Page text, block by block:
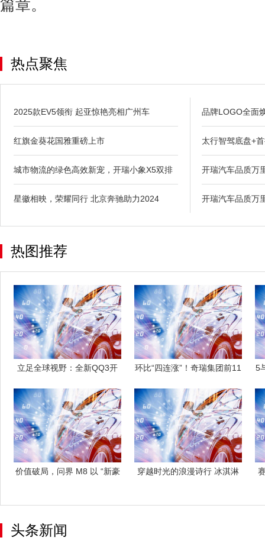
篇章。
热点聚焦
2025款EV5领衔 起亚惊艳亮相广州车
红旗金葵花国雅重磅上市
城市物流的绿色高效新宠，开瑞小象X5双排
星徽相映，荣耀同行 北京奔驰助力2024
品牌LOGO全面
太行智驾底盘+
开瑞汽车品质万
开瑞汽车品质万
热图推荐
立足全球视野：全新QQ3开
环比“四连涨”！奇瑞集团前11
5
价值破局，问界 M8 以 “新豪
穿越时光的浪漫诗行 冰淇淋
头条新闻